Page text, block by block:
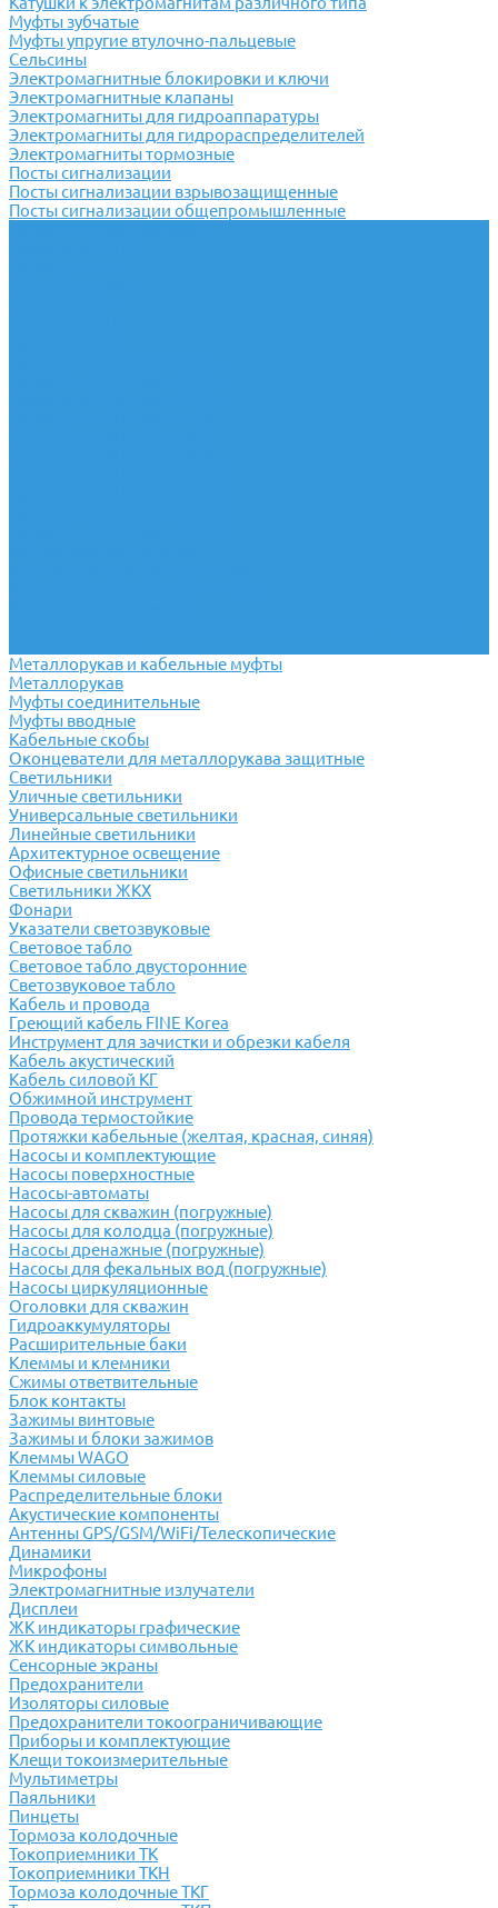
Муфты зубчатые
Муфты упругие втулочно-пальцевые
Сельсины
Электромагнитные блокировки и ключи
Электромагнитные клапаны
Электромагниты для гидроаппаратуры
Электромагниты для гидрораспределителей
Электромагниты тормозные
Посты сигнализации
Посты сигнализации взрывозащищенные
Посты сигнализации общепромышленные
Металлорукав и кабельные муфты
Металлорукав
Муфты соединительные
Муфты вводные
Кабельные скобы
Оконцеватели для металлорукава защитные
Светильники
Уличные светильники
Универсальные светильники
Линейные светильники
Архитектурное освещение
Офисные светильники
Светильники ЖКХ
Фонари
Указатели светозвуковые
Световое табло
Световое табло двусторонние
Светозвуковое табло
Кабель и провода
Греющий кабель FINE Korea
Инструмент для зачистки и обрезки кабеля
Кабель акустический
Кабель силовой КГ
Обжимной инструмент
Провода термостойкие
Протяжки кабельные (желтая, красная, синяя)
Насосы и комплектующие
Насосы поверхностные
Насосы-автоматы
Насосы для скважин (погружные)
Насосы для колодца (погружные)
Насосы дренажные (погружные)
Насосы для фекальных вод (погружные)
Насосы циркуляционные
Оголовки для скважин
Гидроаккумуляторы
Расширительные баки
Клеммы и клемники
Cжимы ответвительные
Блок контакты
Зажимы винтовые
Зажимы и блоки зажимов
Клеммы WAGO
Клеммы силовые
Распределительные блоки
Акустические компоненты
Антенны GPS/GSM/WiFi/Телескопические
Динамики
Микрофоны
Электромагнитные излучатели
Дисплеи
ЖК индикаторы графические
ЖК индикаторы символьные
Сенсорные экраны
Предохранители
Изоляторы силовые
Предохранители токоограничивающие
Приборы и комплектующие
Клещи токоизмерительные
Мультиметры
Паяльники
Пинцеты
Тормоза колодочные
Токоприемники ТК
Токоприемники ТКН
Тормоза колодочные ТКГ